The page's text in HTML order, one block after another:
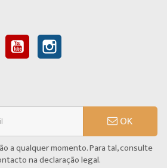
Rss YouTube
OK
a qualquer momento. Para tal, consulte
na declaração legal.